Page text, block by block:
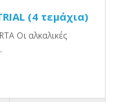
(4 τεμάχια)
Οι αλκαλικές